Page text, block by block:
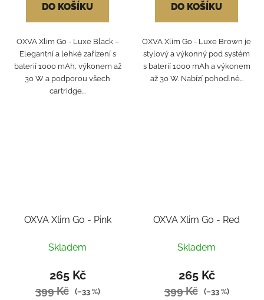
DO KOŠÍKU
OXVA Xlim Go - Luxe Black –
Elegantní a lehké zařízení s
baterií 1000 mAh, výkonem až
30 W a podporou všech
cartridge...
DO KOŠÍKU
OXVA Xlim Go - Luxe Brown je
stylový a výkonný pod systém
s baterií 1000 mAh a výkonem
až 30 W. Nabízí pohodlné...
OXVA Xlim Go - Pink
Skladem
265 Kč
399 Kč (–33 %)
OXVA Xlim Go - Red
Skladem
265 Kč
399 Kč (–33 %)